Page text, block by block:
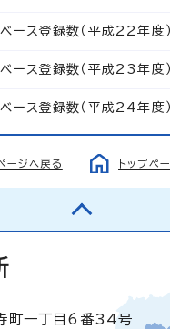
ース登録数（平成22年度）
ース登録数（平成23年度）
ース登録数（平成24年度）
ージへ戻る トップペ
町一丁目6番34号